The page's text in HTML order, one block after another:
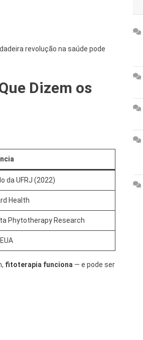
revolução na saúde pode
Dizem os
da UFRJ (2022)
Health
Phytotherapy Research
fitoterapia funciona — e pode ser